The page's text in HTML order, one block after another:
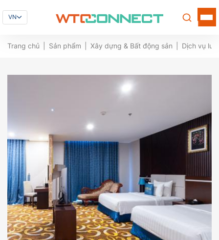
VN
Trang chủ Sản phẩm Xây dựng & Bất động sản Dịch vụ